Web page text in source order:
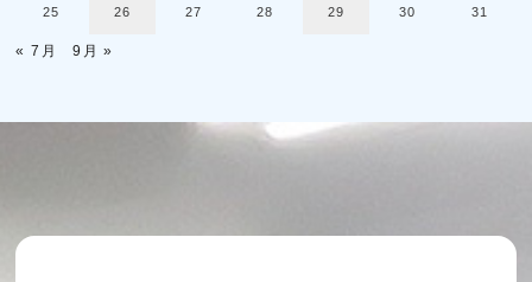
25 26 27 28 29 30 31
« 7月 9月 »